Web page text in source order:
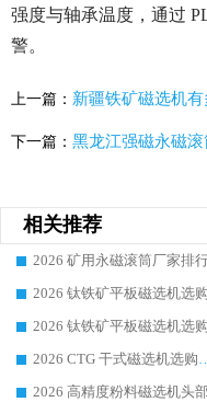
强度与轴承温度，通过
警。
上一篇： 新疆铁矿磁选机
下一篇： 黑龙江强磁永磁滚
相关推荐
2026 CTG 干式磁选机选购指